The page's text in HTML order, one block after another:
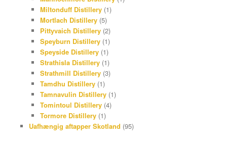
Miltonduff Distillery (1)
Mortlach Distillery (5)
Pittyvaich Distillery (2)
Speyburn Distillery (1)
Speyside Distillery (1)
Strathisla Distillery (1)
Strathmill Distillery (3)
Tamdhu Distillery (1)
Tamnavulin Distillery (1)
Tomintoul Distillery (4)
Tormore Distillery (1)
Uafhængig aftapper Skotland (95)